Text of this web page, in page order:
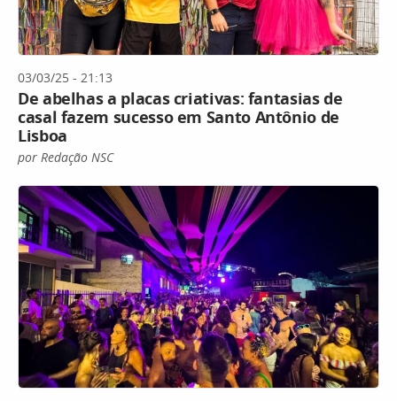
03/03/25 - 21:13
De abelhas a placas criativas: fantasias de
casal fazem sucesso em Santo Antônio de
Lisboa
por Redação NSC